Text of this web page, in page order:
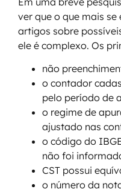
ver que o que mais se
artigos sobre
ele é complexo. Os
não
o contador
pelo período de
o regime de
ajustado nas
o código do
não foi
CST possui
o número da